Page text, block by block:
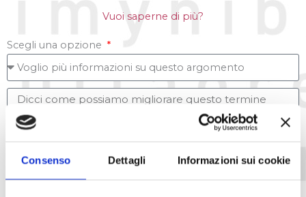
Consenso Dettagli Informazioni sui cookie
Vuoi saperne di più?
Scegli una opzione